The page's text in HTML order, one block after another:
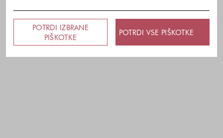
POTRDI IZBRANE
PIŠKOTKE
POTRDI VSE PIŠKOTKE